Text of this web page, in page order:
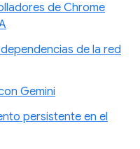
de Chrome
de la red
Gemini
persistente en el